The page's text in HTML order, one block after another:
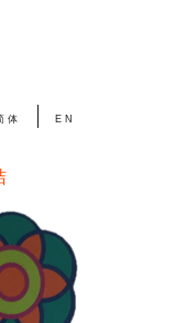
体 EN